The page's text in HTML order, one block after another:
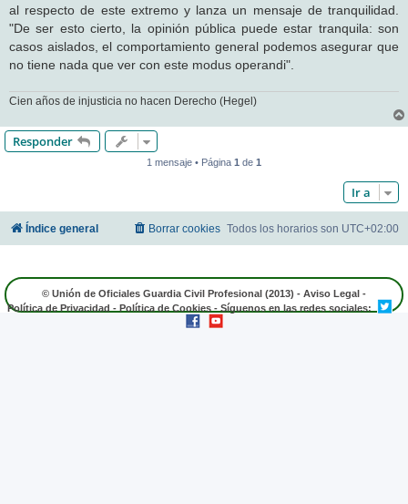
al respecto de este extremo y lanza un mensaje de tranquilidad.
"De ser esto cierto, la opinión pública puede estar tranquila: son
casos aislados, el comportamiento general podemos asegurar que
no tiene nada que ver con este modus operandi".
Cien años de injusticia no hacen Derecho (Hegel)
Responder
1 mensaje • Página 1 de 1
Ir a
Índice general Todos los horarios son UTC+02:00
Borrar cookies
© Unión de Oficiales Guardia Civil Profesional (2013) - Aviso Legal -
Política de Privacidad - Política de Cookies - Síguenos en las redes sociales: